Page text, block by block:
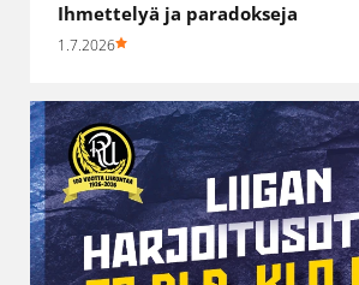
Ihmettelyä ja paradokseja
1.7.2026